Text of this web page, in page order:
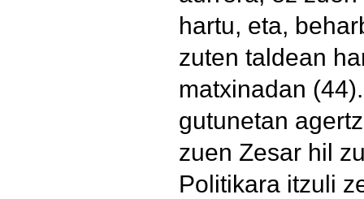
hartu, eta,
zuten taldean
matxinadan
gutunetan
zuen Zesar hil
Politikara itzuli